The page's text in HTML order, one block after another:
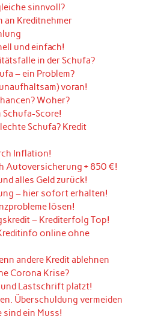
sinnvoll?
Kreditnehmer
und einfach!
in der Schufa?
– ein Problem?
voran!
Woher?
Score!
Schufa? Kredit
Inflation!
Autoversicherung + 850 €!
alles Geld zurück!
– hier sofort erhalten!
lösen!
– Krediterfolg Top!
online ohne
andere Kredit ablehnen
Corona Krise?
Lastschrift platzt!
Überschuldung vermeiden
ein Muss!